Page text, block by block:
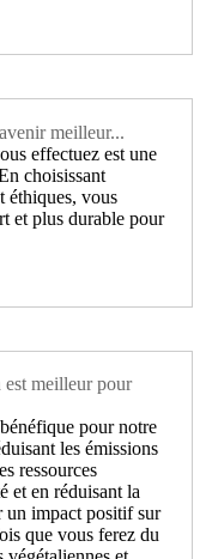
meilleur...
effectuez est une
choisissant
éthiques, vous
et plus durable pour
meilleur pour
pour notre
les émissions
ressources
et en réduisant la
un impact positif sur
que vous ferez du